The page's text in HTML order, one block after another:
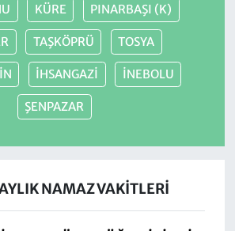
KÜRE PINARBAŞI (K)
TAŞKÖPRÜ TOSYA
İHSANGAZİ İNEBOLU
ŞENPAZAR
NAMAZ VAKITLERI